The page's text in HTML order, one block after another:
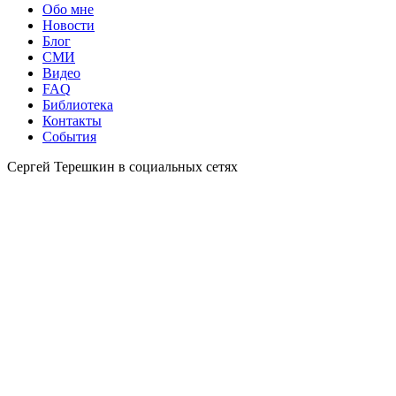
Обо мне
Новости
Блог
СМИ
Видео
FAQ
Библиотека
Контакты
События
Сергей Терешкин в социальных сетях